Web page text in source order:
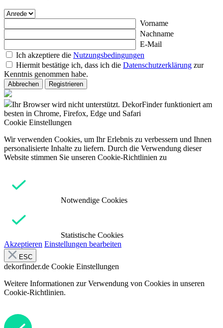
Vorname
Nachname
E-Mail
Ich akzeptiere die Nutzungsbedingungen
Hiermit bestätige ich, dass ich die Datenschutzerklärung zur
Kenntnis genommen habe.
Abbrechen Registrieren
Ihr Browser wird nicht unterstützt. DekorFinder funktioniert am
besten in Chrome, Firefox, Edge und Safari
Cookie Einstellungen
Wir verwenden Cookies, um Ihr Erlebnis zu verbessern und Ihnen
personalisierte Inhalte zu liefern. Durch die Verwendung dieser
Website stimmen Sie unseren Cookie-Richtlinien zu
Notwendige Cookies
Statistische Cookies
Akzeptieren Einstellungen bearbeiten
ESC
dekorfinder.de Cookie Einstellungen
Weitere Informationen zur Verwendung von Cookies in unseren
Cookie-Richtlinien.